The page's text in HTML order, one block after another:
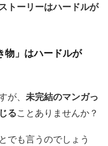
トーリーはハードルが
物」はハードルが
が、 未完結のマンガっ
ることありませんか？
でも言うのでしょう